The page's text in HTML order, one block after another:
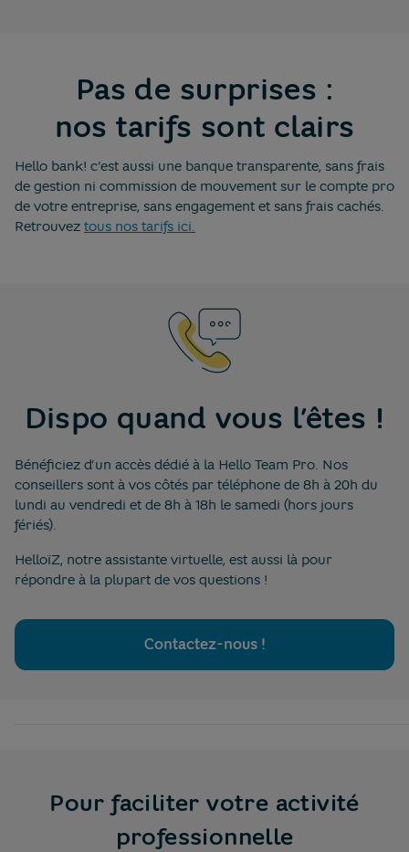
Pas de surprises :
nos tarifs sont clairs
Hello bank! c’est aussi une banque transparente, sans frais
de gestion ni commission de mouvement sur le compte pro
de votre entreprise, sans engagement et sans frais cachés.
Retrouvez tous nos tarifs ici.
Dispo quand vous l’êtes !
Bénéficiez d’un accès dédié à la Hello Team Pro. Nos
conseillers sont à vos côtés par téléphone de 8h à 20h du
lundi au vendredi et de 8h à 18h le samedi (hors jours
fériés).
HelloïZ, notre assistante virtuelle, est aussi là pour
répondre à la plupart de vos questions !
Contactez-nous !
Pour faciliter votre activité
professionnelle